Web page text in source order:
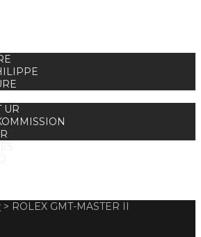
UR
> ROLEX GMT-MASTER II